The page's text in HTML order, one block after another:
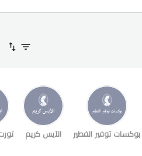
بوكسات توفير الفطير الآيس كريم